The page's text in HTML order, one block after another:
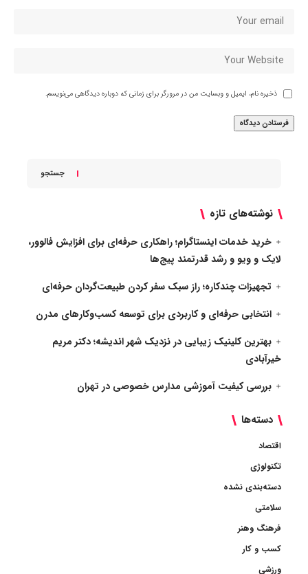
ذخیره نام، ایمیل و وبسایت من در مرورگر برای زمانی که دوباره دیدگاهی می‌نویسم.
جستجو
نوشته‌های تازه
خرید خدمات اینستاگرام؛ راهکاری حرفه‌ای برای افزایش فالوور،
لایک و ویو و رشد قدرتمند پیج‌ها
تجهیزات چندکاره؛ راز سبک سفر کردن طبیعت‌گردان حرفه‌ای
انتخابی حرفه‌ای و کاربردی برای توسعه کسب‌وکارهای مدرن
بهترین کلینیک زیبایی در نزدیک شهر اندیشه؛ دکتر مریم
خیرآبادی
بررسی کیفیت آموزشی مدارس خصوصی در تهران
دسته‌ها
اقتصاد
تکنولوژی
دسته‌بندی نشده
سلامتی
فرهنگ وهنر
کسب و کار
ورزشی